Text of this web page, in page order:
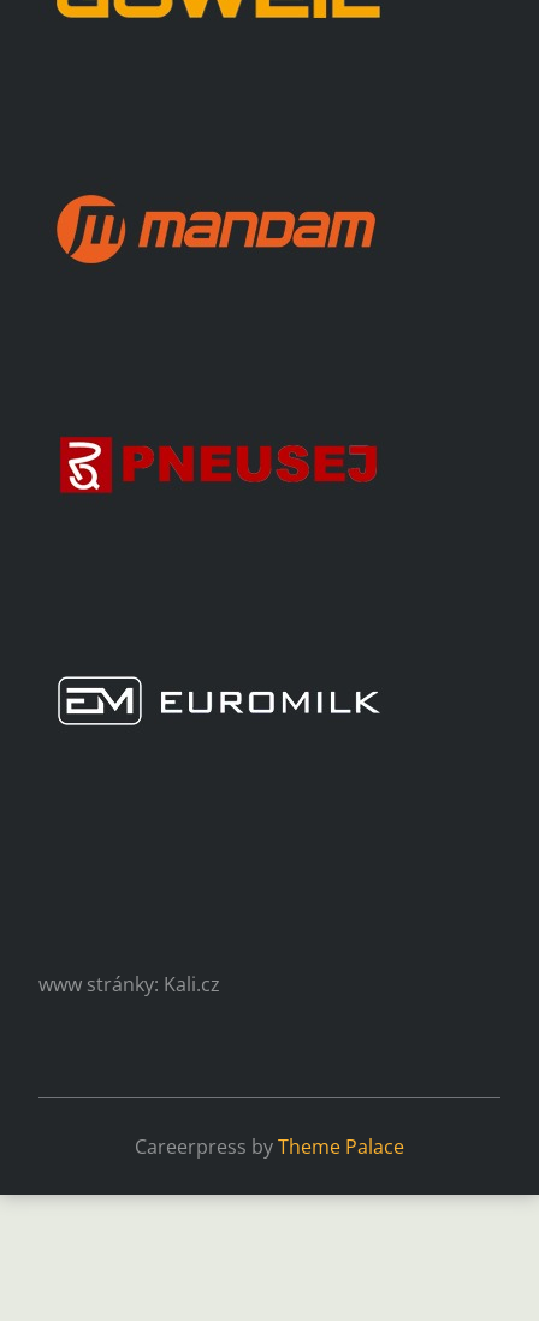
www stránky: Kali.cz
Careerpress byTheme Palace